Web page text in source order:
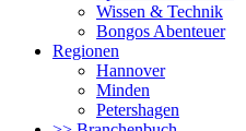
Wissen & Technik
Bongos Abenteuer
Regionen
Hannover
Minden
Petershagen